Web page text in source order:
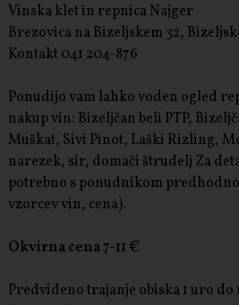
Vinska klet in repnica Najger
Brezovica na Bizeljskem 32,
Kontakt 041 204-876
Ponudijo vam lahko voden ogled
nakup vin: Bizeljčan beli PTP,
Muškat, Sivi Pinot, Laški Rizling,
narezek, sir, domači štrudelj Za
potrebno s ponudnikom
vzorcev vin, cena).
Okvirna cena 7-11 €
Predvideno trajanje obiska 1 uro do